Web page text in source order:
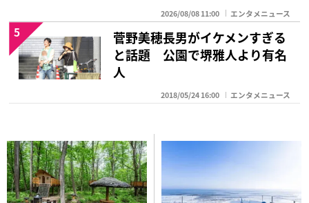
2026/08/08 11:00 エンタメニュース
菅野美穂長男がイケメンすぎる
と話題 公園で堺雅人より有名
人
2018/05/24 16:00 エンタメニュース
5